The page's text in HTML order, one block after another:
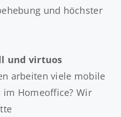
und höchster
und virtuos
arbeiten viele mobile
Homeoffice? Wir